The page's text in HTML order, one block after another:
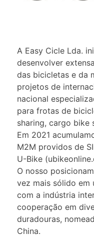
A Easy Cicle Lda.
desenvolver
das bicicletas e da
projetos de
nacional
para frotas de
sharing, cargo bike
Em 2021
M2M providos de
U-Bike
O nosso
vez mais sólido em
com a indústria
cooperação em
duradouras,
China.